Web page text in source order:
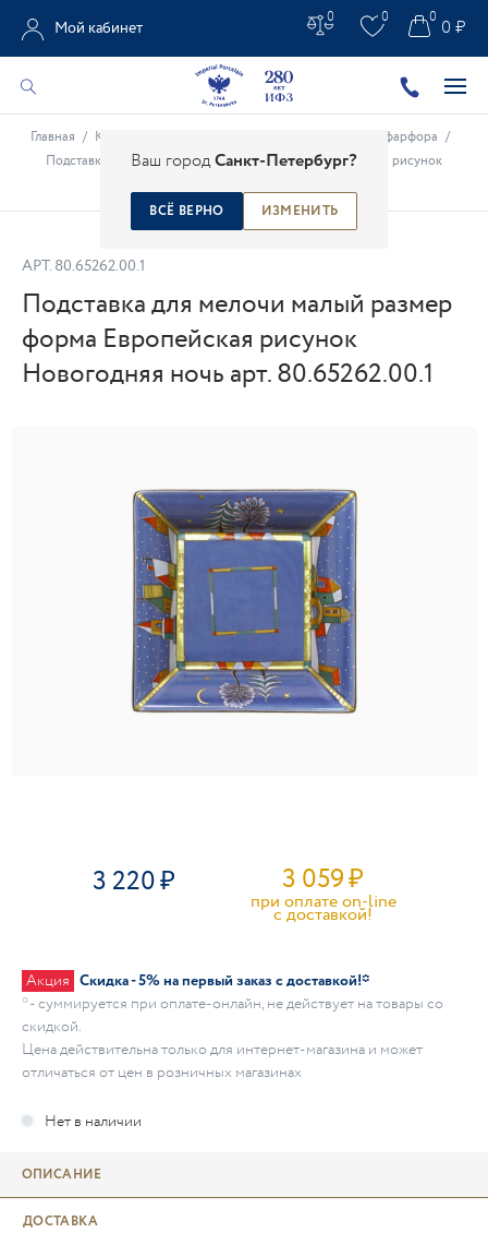
Ваш городСанкт-Петербург?
ВСЁ ВЕРНО ИЗМЕНИТЬ
Мой кабинет
0 0 0 ₽
0
Главная / Каталог Сувениры из фарфора /
Подставка для мелочи малый размер форма Европейская рисунок
АРТ. 80.65262.00.1
Подставка для мелочи малый размер
форма Европейская рисунок
Новогодняя ночь арт. 80.65262.00.1
3 220 3 059₽
при оплате on-line
c доставкой!
Акция Скидка - 5% на первый заказ с доставкой!*
* - суммируется при оплате-онлайн, не действует на товары со
скидкой.
Цена действительна только для интернет-магазина и может
отличаться от цен в розничных магазинах
ОПИСАНИЕ
ДОСТАВКА